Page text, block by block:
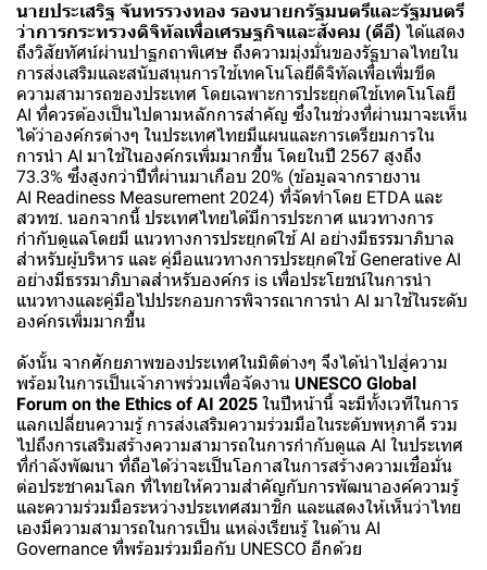
นายประเสริฐ จันทรรวงทอง รองนายกรัฐมนตรีและรัฐมนตรี
ว่าการกระทรวงดิจิทัลเพื่อเศรษฐกิจและสังคม (ดีอี) ได้แสดง
ถึงวิสัยทัศน์ผ่านปาฐกถาพิเศษ ถึงความมุ่งมั่นของรัฐบาลไทยใน
การส่งเสริมและสนับสนุนการใช้เทคโนโลยีดิจิทัลเพื่อเพิ่มขีด
ความสามารถของประเทศ โดยเฉพาะการประยุกต์ใช้เทคโนโลยี
AI ที่ควรต้องเป็นไปตามหลักการสำคัญ ซึ่งในช่วงที่ผ่านมาจะเห็น
ได้ว่าองค์กรต่างๆ ในประเทศไทยมีแผนและการเตรียมการใน
การนำ AI มาใช้ในองค์กรเพิ่มมากขึ้น โดยในปี 2567 สูงถึง
73.3% ซึ่งสูงกว่าปีที่ผ่านมาเกือบ 20% (ข้อมูลจากรายงาน
AI Readiness Measurement 2024) ที่จัดทำโดย ETDA และ
สวทช. นอกจากนี้ ประเทศไทยได้มีการประกาศ แนวทางการ
กำกับดูแลโดยมี แนวทางการประยุกต์ใช้ AI อย่างมีธรรมาภิบาล
สำหรับผู้บริหาร และ คู่มือแนวทางการประยุกต์ใช้ Generative AI
อย่างมีธรรมาภิบาลสำหรับองค์กร is เพื่อประโยชน์ในการนำ
แนวทางและคู่มือไปประกอบการพิจารณาการนำ AI มาใช้ในระดับ
องค์กรเพิ่มมากขึ้น
ดังนั้น จากศักยภาพของประเทศในมิติต่างๆ จึงได้นำไปสู่ความ
พร้อมในการเป็นเจ้าภาพร่วมเพื่อจัดงาน UNESCO Global
Forum on the Ethics of AI 2025 ในปีหน้านี้ จะมีทั้งเวทีในการ
แลกเปลี่ยนความรู้ การส่งเสริมความร่วมมือในระดับพหุภาคี รวม
ไปถึงการเสริมสร้างความสามารถในการกำกับดูแล AI ในประเทศ
ที่กำลังพัฒนา ที่ถือได้ว่าจะเป็นโอกาสในการสร้างความเชื่อมั่น
ต่อประชาคมโลก ที่ไทยให้ความสำคัญกับการพัฒนาองค์ความรู้
และความร่วมมือระหว่างประเทศสมาชิก และแสดงให้เห็นว่าไทย
เองมีความสามารถในการเป็น แหล่งเรียนรู้ ในด้าน AI
Governance ที่พร้อมร่วมมือกับ UNESCO อีกด้วย